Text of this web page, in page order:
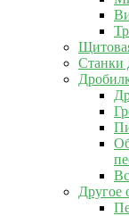
Станки
Другое